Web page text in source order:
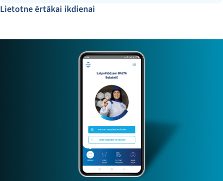
Lietotne ērtākai ikdienai